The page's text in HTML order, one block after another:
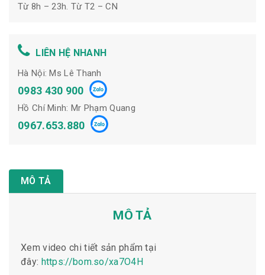
Từ 8h – 23h. Từ T2 – CN
LIÊN HỆ NHANH
Hà Nội: Ms Lê Thanh
0983 430 900
Hồ Chí Minh: Mr Phạm Quang
0967.653.880
MÔ TẢ
MÔ TẢ
Xem video chi tiết sản phẩm tại
đây: https://bom.so/xa7O4H